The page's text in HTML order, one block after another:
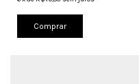
Comprar